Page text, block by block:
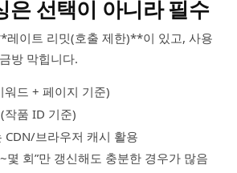
은 선택이 아니라 필수
레이트 리밋(호출 제한)**이 있고, 사용
방 막힙니다.
워드 + 페이지 기준)
작품 ID 기준)
CDN/브라우저 캐시 활용
몇 회”만 갱신해도 충분한 경우가 많음